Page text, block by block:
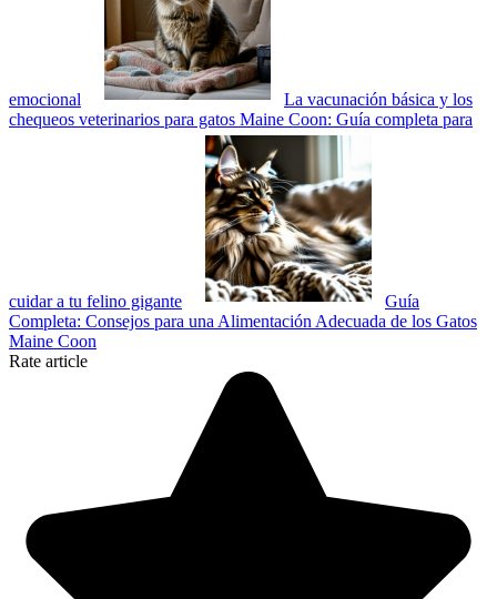
emocional
La vacunación básica y los
chequeos veterinarios para gatos Maine Coon: Guía completa para
cuidar a tu felino gigante
Guía
Completa: Consejos para una Alimentación Adecuada de los Gatos
Maine Coon
Rate article